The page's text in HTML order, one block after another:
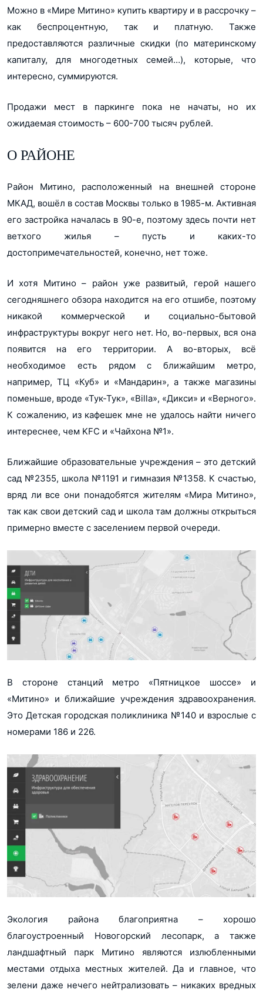
Можно в «Мире Митино» купить квартиру и в рассрочку –
как беспроцентную, так и платную. Также
предоставляются различные скидки (по материнскому
капиталу, для многодетных семей…), которые, что
интересно, суммируются.
Продажи мест в паркинге пока не начаты, но их
ожидаемая стоимость – 600-700 тысяч рублей.
О РАЙОНЕ
Район Митино, расположенный на внешней стороне
МКАД, вошёл в состав Москвы только в 1985-м. Активная
его застройка началась в 90-е, поэтому здесь почти нет
ветхого жилья – пусть и каких-то
достопримечательностей, конечно, нет тоже.
И хотя Митино – район уже развитый, герой нашего
сегодняшнего обзора находится на его отшибе, поэтому
никакой коммерческой и социально-бытовой
инфраструктуры вокруг него нет. Но, во-первых, вся она
появится на его территории. А во-вторых, всё
необходимое есть рядом с ближайшим метро,
например, ТЦ «Куб» и «Мандарин», а также магазины
поменьше, вроде «Тук-Тук», «Billa», «Дикси» и «Верного».
К сожалению, из кафешек мне не удалось найти ничего
интереснее, чем KFC и «Чайхона №1».
Ближайшие образовательные учреждения – это детский
сад №2355, школа №1191 и гимназия №1358. К счастью,
вряд ли все они понадобятся жителям «Мира Митино»,
так как свои детский сад и школа там должны открыться
примерно вместе с заселением первой очереди.
В стороне станций метро «Пятницкое шоссе» и
«Митино» и ближайшие учреждения здравоохранения.
Это Детская городская поликлиника №140 и взрослые с
номерами 186 и 226.
Экология района благоприятна – хорошо
благоустроенный Новогорский лесопарк, а также
ландшафтный парк Митино являются излюбленными
местами отдыха местных жителей. Да и главное, что
зелени даже нечего нейтрализовать – никаких вредных